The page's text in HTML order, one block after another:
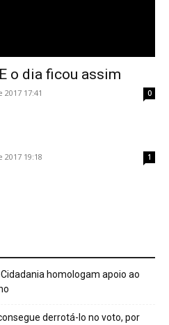
o dia ficou assim
17:41 0
19:18 1
homologam apoio ao
derrotá-lo no voto, por